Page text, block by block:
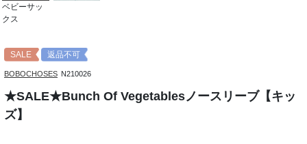
ベビーサッ
クス
SALE 返品不可
BOBOCHOSES N210026
★SALE★Bunch Of Vegetablesノースリーブ【キッ
ズ】